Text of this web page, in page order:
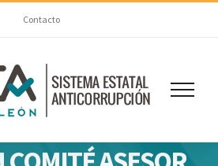
Contacto